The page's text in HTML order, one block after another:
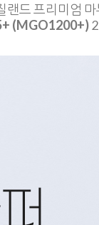
랜드 프리미엄
(MGO1200+)